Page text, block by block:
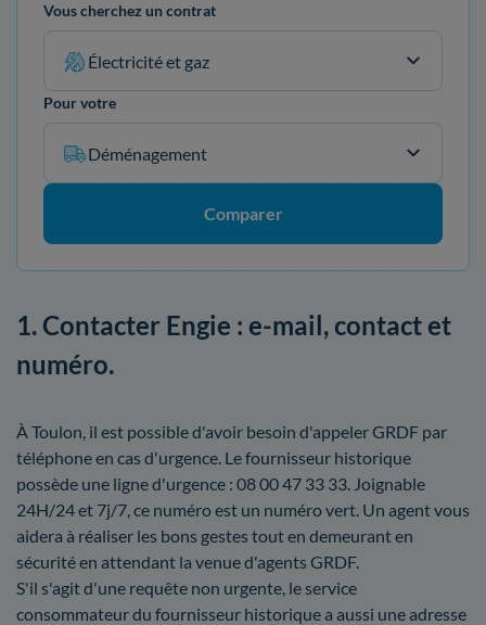
Vous cherchez un contrat
Électricité et gaz
Pour votre
Déménagement
Comparer
1. Contacter Engie : e-mail, contact et
numéro.
À Toulon, il est possible d'avoir besoin d'appeler GRDF par
téléphone en cas d'urgence. Le fournisseur historique
possède une ligne d'urgence : 08 00 47 33 33. Joignable
24H/24 et 7j/7, ce numéro est un numéro vert. Un agent vous
aidera à réaliser les bons gestes tout en demeurant en
sécurité en attendant la venue d'agents GRDF.
S'il s'agit d'une requête non urgente, le service
consommateur du fournisseur historique a aussi une adresse